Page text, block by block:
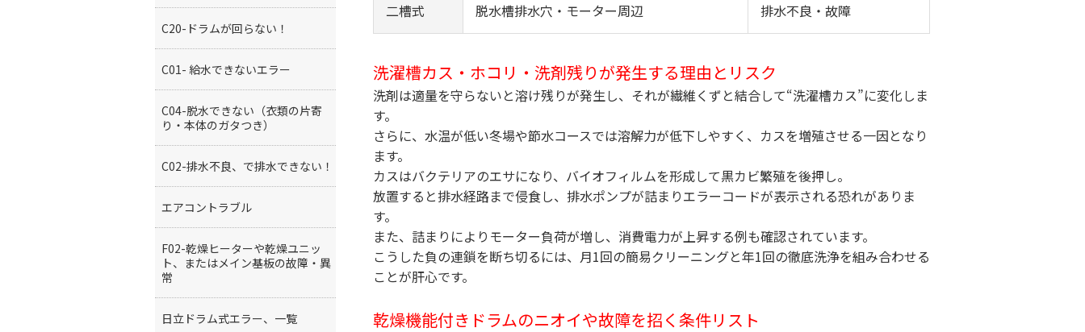
二槽式 脱水槽排水穴・モーター周辺 排水不良・故障
洗濯槽カス・ホコリ・洗剤残りが発生する理由とリスク
洗剤は適量を守らないと溶け残りが発生し、それが繊維くずと結合して“洗濯槽カス”に変化しま
す。
さらに、水温が低い冬場や節水コースでは溶解力が低下しやすく、カスを増殖させる一因となり
ます。
カスはバクテリアのエサになり、バイオフィルムを形成して黒カビ繁殖を後押し。
放置すると排水経路まで侵食し、排水ポンプが詰まりエラーコードが表示される恐れがありま
す。
また、詰まりによりモーター負荷が増し、消費電力が上昇する例も確認されています。
こうした負の連鎖を断ち切るには、月1回の簡易クリーニングと年1回の徹底洗浄を組み合わせる
ことが肝心です。
乾燥機能付きドラムのニオイや故障を招く条件リスト
C20-ドラムが回らない！
C01- 給水できないエラー
C04-脱水できない（衣類の片寄
り・本体のガタつき）
C02-排水不良、で排水できない！
エアコントラブル
F02-乾燥ヒーターや乾燥ユニッ
ト、またはメイン基板の故障・異
常
日立ドラム式エラー、一覧